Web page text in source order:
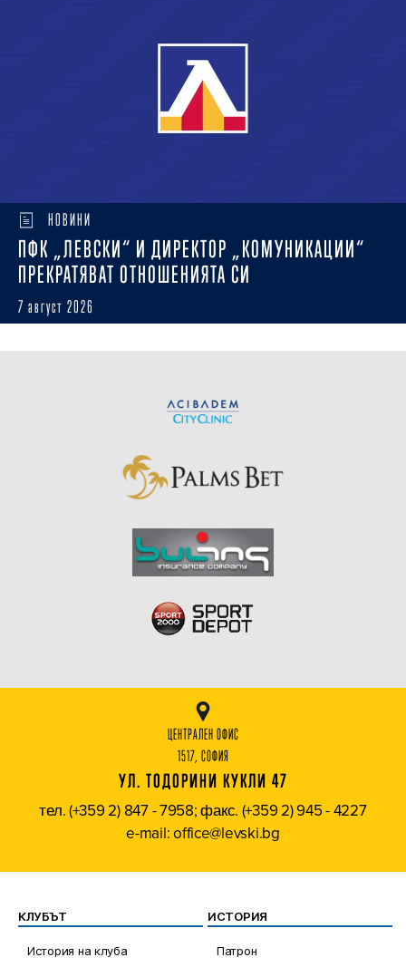
НОВИНИ
ПФК „ЛЕВСКИ“ И ДИРЕКТОР „КОМУНИКАЦИИ“
ПРЕКРАТЯВАТ ОТНОШЕНИЯТА СИ
7 август 2026
ЦЕНТРАЛЕН ОФИС
1517, СОФИЯ
УЛ. ТОДОРИНИ КУКЛИ 47
тел. (+359 2) 847 - 7958; факс. (+359 2) 945 - 4227
e-mail: office@levski.bg
КЛУБЪТ
История на клуба
ИСТОРИЯ
Патрон